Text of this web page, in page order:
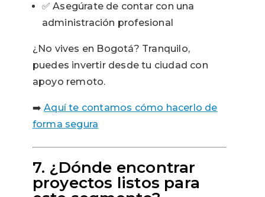
✅ Asegúrate de contar con una
administración profesional
¿No vives en Bogotá? Tranquilo,
puedes invertir desde tu ciudad con
apoyo remoto.
➡️Aquí te contamos cómo hacerlo de
forma segura
7. ¿Dónde encontrar
proyectos listos para